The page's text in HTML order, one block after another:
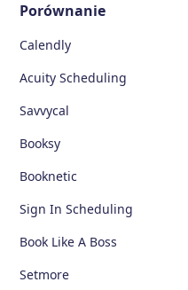
Porównanie
Calendly
Acuity Scheduling
Savvycal
Booksy
Booknetic
Sign In Scheduling
Book Like A Boss
Setmore